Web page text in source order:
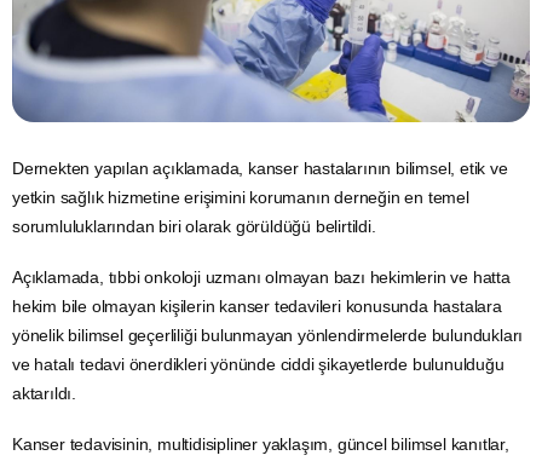
Dernekten yapılan açıklamada, kanserhastalarının bilimsel, etik ve
yetkin sağlık hizmetine erişimini korumanın derneğin en temel
sorumluluklarından biri olarak görüldüğü belirtildi.
Açıklamada, tıbbi onkoloji uzmanı olmayan bazı hekimlerin ve hatta
hekim bile olmayan kişilerin kanser tedavileri konusunda hastalara
yönelik bilimsel geçerliliği bulunmayan yönlendirmelerde bulundukları
ve hatalı tedavi önerdikleri yönünde ciddi şikayetlerde bulunulduğu
aktarıldı.
Kanser tedavisinin, multidisipliner yaklaşım, güncel bilimsel kanıtlar,